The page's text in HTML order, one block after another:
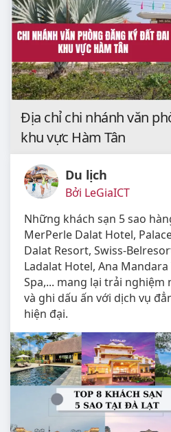
Địa chỉ chi nhánh văn
khu vực Hàm Tân
Du lịch
Bởi LeGiaICT
Những khách sạn 5 sao
MerPerle Dalat Hotel,
Dalat Resort, Swiss-
Ladalat Hotel, Ana
Spa,... mang lại trải
và ghi dấu ấn với dịch vụ
hiện đại.